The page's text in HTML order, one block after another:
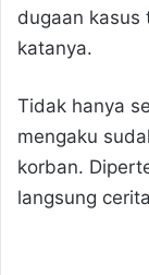
dugaan kasus
katanya.
Tidak hanya
mengaku
korban.
langsung